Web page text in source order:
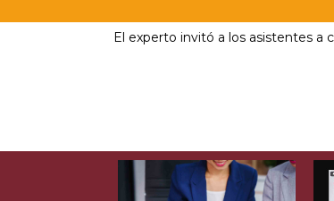
El experto invitó a los asistentes a